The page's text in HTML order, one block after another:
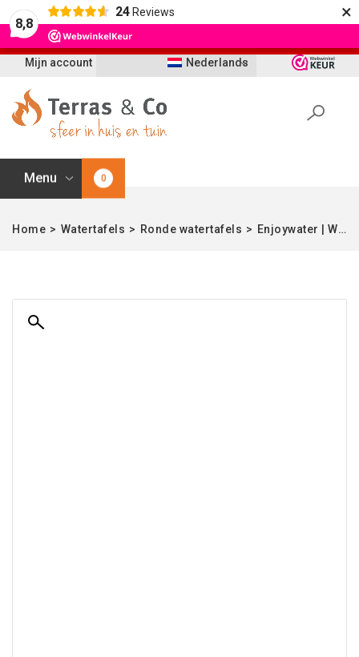
8,8
24 Reviews ×
Nederlands
Mijn account
Menu 0
Home > Watertafels > Ronde watertafels > Enjoywater | Watertafel | Cortenstaal | Hoogte 40 cm | 80 cm Ø
Let op: t/m 21 augustus worden bestellingen
vertraagd geleverd i.v.m. vakantie